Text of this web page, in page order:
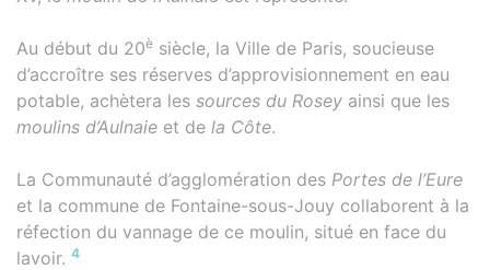
Au début du 20è siècle, la Ville de Paris, soucieuse
d’accroître ses réserves d’approvisionnement en eau
potable, achètera les sources du Rosey ainsi que les
moulins d’Aulnaie et de la Côte.
La Communauté d’agglomération des Portes de l’Eure
et la commune de Fontaine-sous-Jouy collaborent à la
réfection du vannage de ce moulin, situé en face du
lavoir. 4